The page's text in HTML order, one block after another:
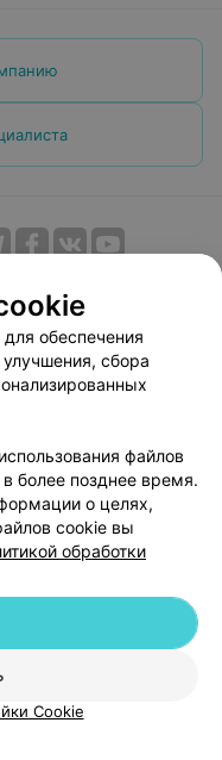
договор
Способы оплаты
103.by
cookie
данных
Республика Беларусь,
16 | help@103.by
обеспечения
улучшения, сбора
файлов
более позднее время.
о целях,
cookie вы
обработки
Cookie